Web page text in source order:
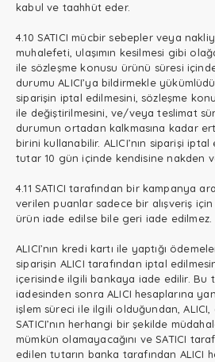
kabul ve taahhüt eder.
4.10 SATICI mücbir sebepler veya
muhalefeti, ulaşımın kesilmesi gibi
ile sözleşme konusu ürünü süresi
durumu ALICI’ya bildirmekle
siparişin iptal edilmesini, sözleşme
ile değiştirilmesini, ve/veya teslimat
durumun ortadan kalkmasına kadar
birini kullanabilir. ALICI’nın siparişi
tutar 10 gün içinde kendisine nakden
4.11 SATICI tarafından bir kampanya
verilen puanlar sadece bir alışveriş
ürün iade edilse bile geri iade edilmez.
ALICI’nın kredi kartı ile yaptığı
siparişin ALICI tarafından iptal
içerisinde ilgili bankaya iade edilir. Bu
iadesinden sonra ALICI hesaplarına
işlem süreci ile ilgili olduğundan, ALICI,
SATICI’nın herhangi bir şekilde
mümkün olamayacağını ve SATICI
edilen tutarın banka tarafından ALICI